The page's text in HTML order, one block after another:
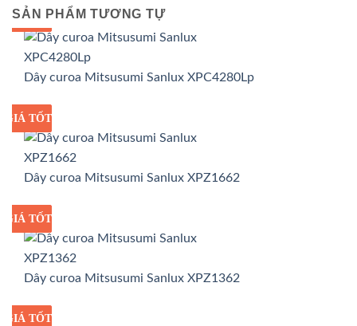
SẢN PHẨM TƯƠNG TỰ
GIÁ SỈ
GIÁ TỐT
Dây curoa Mitsusumi Sanlux XPC4280Lp
GIÁ SỈ
GIÁ TỐT
Dây curoa Mitsusumi Sanlux XPZ1662
GIÁ SỈ
GIÁ TỐT
Dây curoa Mitsusumi Sanlux XPZ1362
GIÁ SỈ
GIÁ TỐT